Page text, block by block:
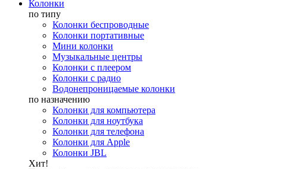
Колонки
по типу
Колонки беспроводные
Колонки портативные
Мини колонки
Музыкальные центры
Колонки с плеером
Колонки с радио
Водонепроницаемые колонки
по назначению
Колонки для компьютера
Колонки для ноутбука
Колонки для телефона
Колонки для Apple
Колонки JBL
Хит!